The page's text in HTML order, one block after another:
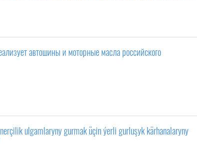
автошины и моторные масла российского
ulgamlaryny gurmak üçin ýerli gurluşyk kärhanalaryny